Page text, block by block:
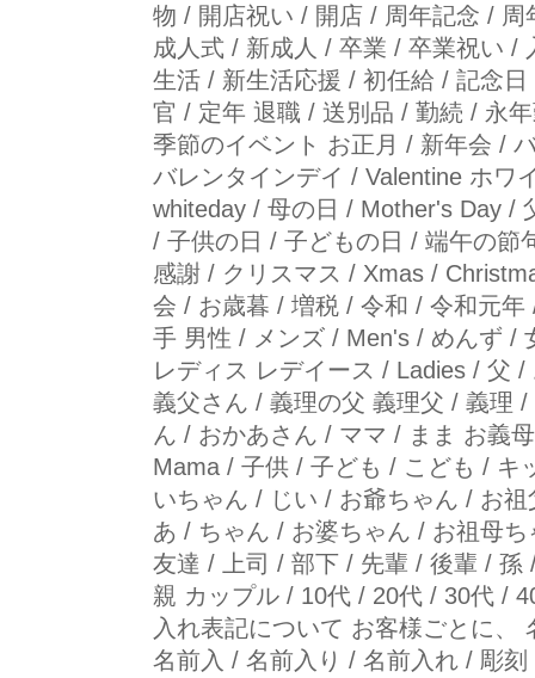
物 / 開店祝い / 開店 / 周年記念 /
成人式 / 新成人 / 卒業 / 卒業祝い /
生活 / 新生活応援 / 初任給 / 記念
官 / 定年 退職 / 送別品 / 勤続 / 永
季節のイベント お正月 / 新年会 /
バレンタインデイ / Valentine ホワ
whiteday / 母の日 / Mother's Day /
/ 子供の日 / 子どもの日 / 端午の節
感謝 / クリスマス / Xmas /
会 / お歳暮 / 増税 / 令和 / 令和元
手 男性 / メンズ / Men's / めんず /
レディス レデイース / Ladies / 父
義父さん / 義理の父 義理父 / 義理
ん / おかあさん / ママ / まま お義
Mama / 子供 / 子ども / こども / キ
いちゃん / じい / お爺ちゃん / お
あ / ちゃん / お婆ちゃん / お祖母
友達 / 上司 / 部下 / 先輩 / 後輩 /
親 カップル / 10代 / 20代 / 30代 /
入れ表記について お客様ごとに
名前入 / 名前入り / 名前入れ / 彫